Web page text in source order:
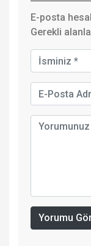
E-posta
Gerekli
Yorumu